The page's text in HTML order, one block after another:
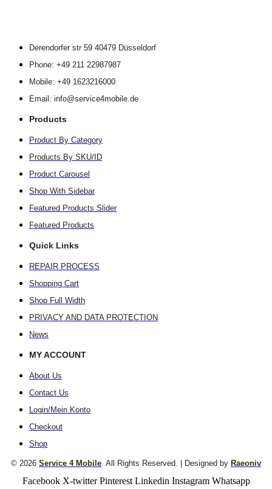
Derendorfer str 59 40479 Düsseldorf
Phone: +49 211 22987987
Mobile: +49 1623216000
Email: info@service4mobile.de
Products
Product By Category
Products By SKU/ID
Product Carousel
Shop With Sidebar
Featured Products Slider
Featured Products
Quick Links
REPAIR PROCESS
Shopping Cart
Shop Full Width
PRIVACY AND DATA PROTECTION
News
MY ACCOUNT
About Us
Contact Us
Login/Mein Konto
Checkout
Shop
© 2026 Service 4 Mobile. All Rights Reserved. | Designed by Raeoniv
Facebook X-twitter Pinterest Linkedin Instagram Whatsapp